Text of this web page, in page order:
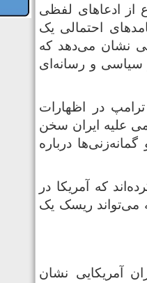
از ادعاهای لفظی
احتمالی یک
نشان می‌دهد که
سیاسی و رسانه‌ای
در اظهارات
علیه ایران سخن
درباره
که آمریکا در
می‌تواند ریسک یک
آمریکایی نشان